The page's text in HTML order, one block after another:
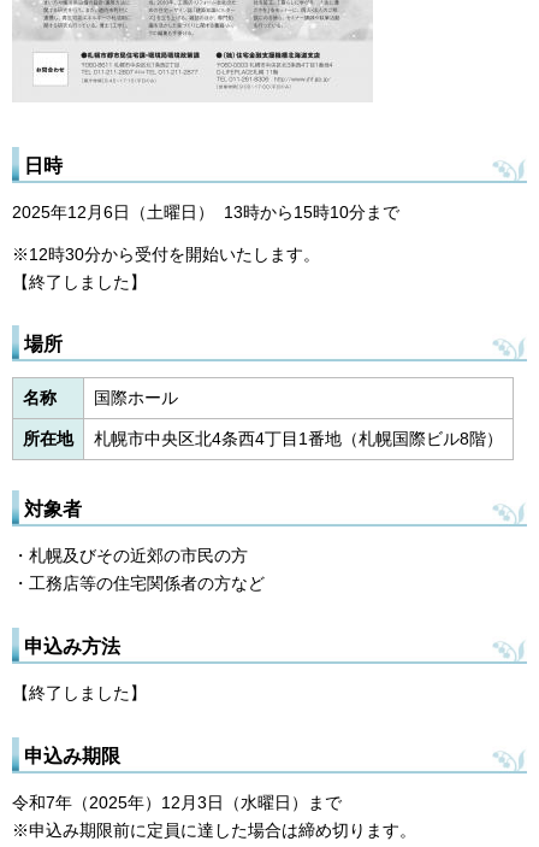
日時
2025年12月6日（土曜日） 13時から15時10分まで
※12時30分から受付を開始いたします。
【終了しました】
場所
名称 国際ホール
所在地 札幌市中央区北4条西4丁目1番地（札幌国際ビル8階）
対象者
・札幌及びその近郊の市民の方
・工務店等の住宅関係者の方など
申込み方法
【終了しました】
申込み期限
令和7年（2025年）12月3日（水曜日）まで
※申込み期限前に定員に達した場合は締め切ります。